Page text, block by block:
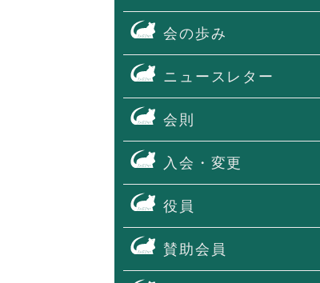
会の歩み
ニュースレター
会則
入会・変更
役員
賛助会員